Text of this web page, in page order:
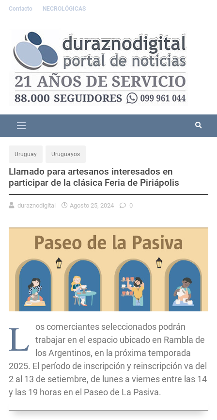
Contacto NECROLÓGICAS
Uruguay Uruguayos
Llamado para artesanos interesados en
participar de la clásica Feria de Piriápolis
duraznodigital Agosto 25, 2024 0
L
os comerciantes seleccionados podrán
trabajar en el espacio ubicado en Rambla de
los Argentinos, en la próxima temporada
2025. El período de inscripción y reinscripción va del
2 al 13 de setiembre, de lunes a viernes entre las 14
y las 19 horas en el Paseo de La Pasiva.